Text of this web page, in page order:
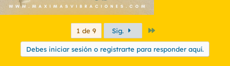
1 de 9 Sig.
Debes iniciar sesión o registrarte para responder aquí.